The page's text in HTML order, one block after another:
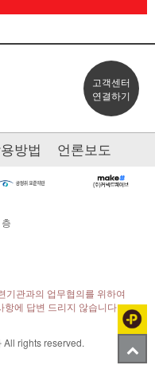
고객센터
연결하기
방법 언론보도
기관과의 업무협의를 위하여
항에 답변 드리지 않습니다.
rights reserved.